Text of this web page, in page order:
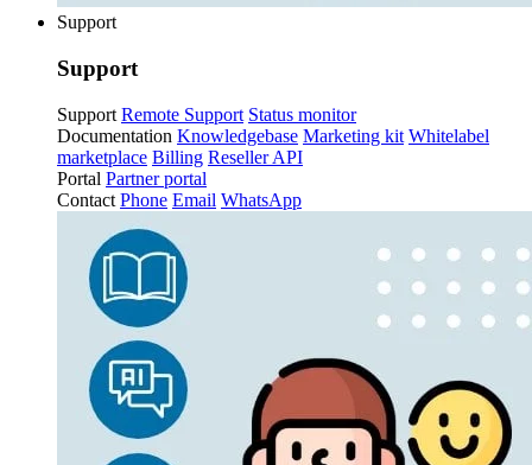
Support
Support
Support Remote Support Status monitor
Documentation Knowledgebase Marketing kit Whitelabel
marketplace Billing Reseller API
Portal Partner portal
Contact Phone Email WhatsApp